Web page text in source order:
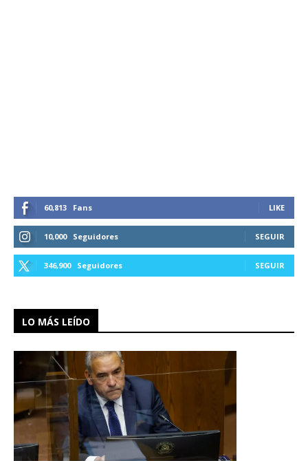
60,813 Fans LIKE
10,000 Seguidores SEGUIR
346,900 Seguidores SEGUIR
LO MÁS LEÍDO